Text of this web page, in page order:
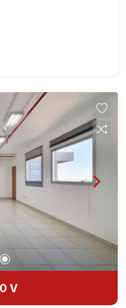
e comerciais
Sul,
infraestrutura e
como: Alto
Olhos
Jardim
Nova
Sumaré, Jardim
Royal Park,
Bonfim
Jardim
Nova Ribeirânia,
V